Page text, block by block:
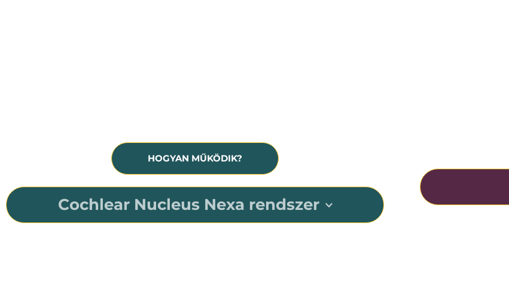
HOGYAN MŰKÖDIK?
Cochlear Nucleus Nexa rendszer